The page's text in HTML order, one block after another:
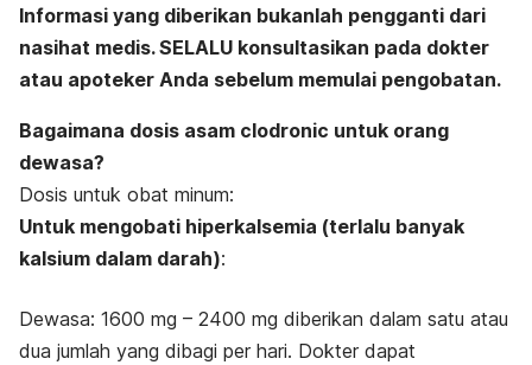
Informasi yang diberikan bukanlah pengganti dari
nasihat medis. SELALU konsultasikan pada dokter
atau apoteker Anda sebelum memulai pengobatan.
Bagaimana dosis asam clodronic untuk orang
dewasa?
Dosis untuk obat minum:
Untuk mengobati hiperkalsemia (terlalu banyak
kalsium dalam darah):
Dewasa: 1600 mg – 2400 mg diberikan dalam satu atau
dua jumlah yang dibagi per hari. Dokter dapat